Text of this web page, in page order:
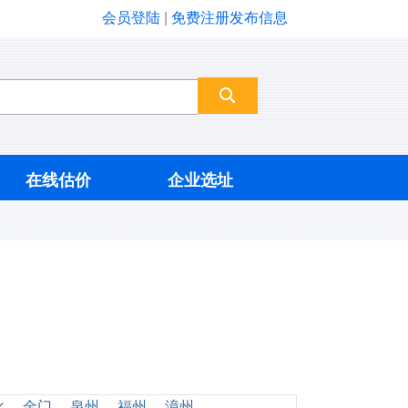
会员登陆 免费注册发布信息
在线估价 企业选址